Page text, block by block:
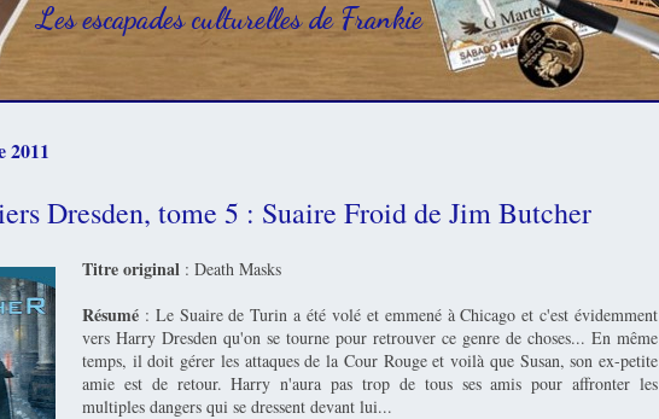
Les escapades culturelles de Frankie
2011
Dresden, tome 5 : Suaire Froid de Jim Butcher
Titre original : Death Masks
Résumé : Le Suaire de Turin a été volé et emmené à Chicago et c'est évidemment
vers Harry Dresden qu'on se tourne pour retrouver ce genre de choses... En même
temps, il doit gérer les attaques de la Cour Rouge et voilà que Susan, son ex-petite
amie est de retour. Harry n'aura pas trop de tous ses amis pour affronter les
multiples dangers qui se dressent devant lui...